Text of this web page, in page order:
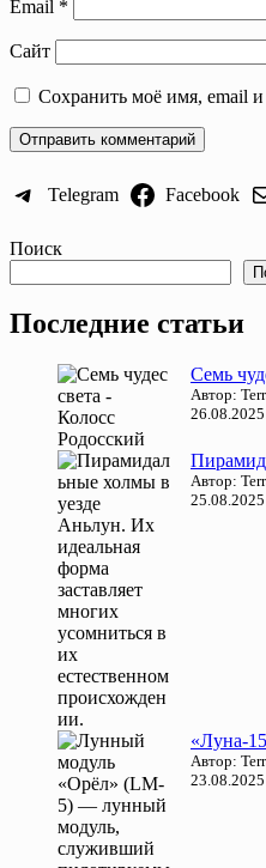
Email *
Сайт
Сохранить моё имя, email
Telegram Facebook
Поиск
Последние статьи
Семь
Автор:
26.08.2025
Автор:
25.08.2025
«Луна-
Автор:
23.08.2025